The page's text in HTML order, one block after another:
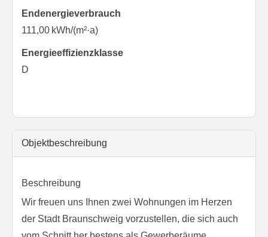
Endenergie­verbrauch
111,00 kWh/(m²·a)
Energie­effizienz­klasse
D
Objekt­beschreibung
Beschreibung
Wir freuen uns Ihnen zwei Wohnungen im Herzen
der Stadt Braunschweig vorzustellen, die sich auch